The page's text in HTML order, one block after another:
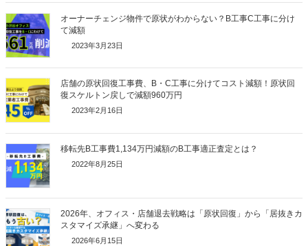
オーナーチェンジ物件で原状がわからない？B工事C工事に分け
て減額
2023年3月23日
店舗の原状回復工事費、B・C工事に分けてコスト減額！原状回
復スケルトン戻しで減額960万円
2023年2月16日
移転先B工事費1,134万円減額のB工事適正査定とは？
2022年8月25日
2026年、オフィス・店舗退去戦略は「原状回復」から「居抜きカ
スタマイズ承継」へ変わる
2026年6月15日